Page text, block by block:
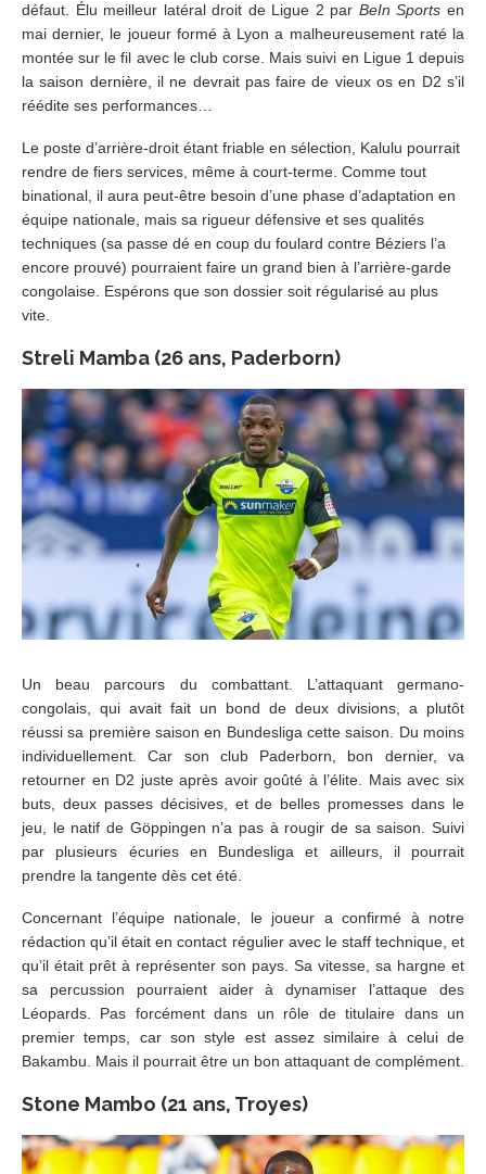
défaut. Élu meilleur latéral droit de Ligue 2 par BeIn Sports en
mai dernier, le joueur formé à Lyon a malheureusement raté la
montée sur le fil avec le club corse. Mais suivi en Ligue 1 depuis
la saison dernière, il ne devrait pas faire de vieux os en D2 s’il
réédite ses performances…
Le poste d’arrière-droit étant friable en sélection, Kalulu pourrait
rendre de fiers services, même à court-terme. Comme tout
binational, il aura peut-être besoin d’une phase d’adaptation en
équipe nationale, mais sa rigueur défensive et ses qualités
techniques (sa passe dé en coup du foulard contre Béziers l’a
encore prouvé) pourraient faire un grand bien à l’arrière-garde
congolaise. Espérons que son dossier soit régularisé au plus
vite.
Streli Mamba (26 ans, Paderborn)
Un beau parcours du combattant. L’attaquant germano-
congolais, qui avait fait un bond de deux divisions, a plutôt
réussi sa première saison en Bundesliga cette saison. Du moins
individuellement. Car son club Paderborn, bon dernier, va
retourner en D2 juste après avoir goûté à l’élite. Mais avec six
buts, deux passes décisives, et de belles promesses dans le
jeu, le natif de Göppingen n’a pas à rougir de sa saison. Suivi
par plusieurs écuries en Bundesliga et ailleurs, il pourrait
prendre la tangente dès cet été.
Concernant l’équipe nationale, le joueur a confirmé à notre
rédaction qu’il était en contact régulier avec le staff technique, et
qu’il était prêt à représenter son pays. Sa vitesse, sa hargne et
sa percussion pourraient aider à dynamiser l’attaque des
Léopards. Pas forcément dans un rôle de titulaire dans un
premier temps, car son style est assez similaire à celui de
Bakambu. Mais il pourrait être un bon attaquant de complément.
Stone Mambo (21 ans, Troyes)